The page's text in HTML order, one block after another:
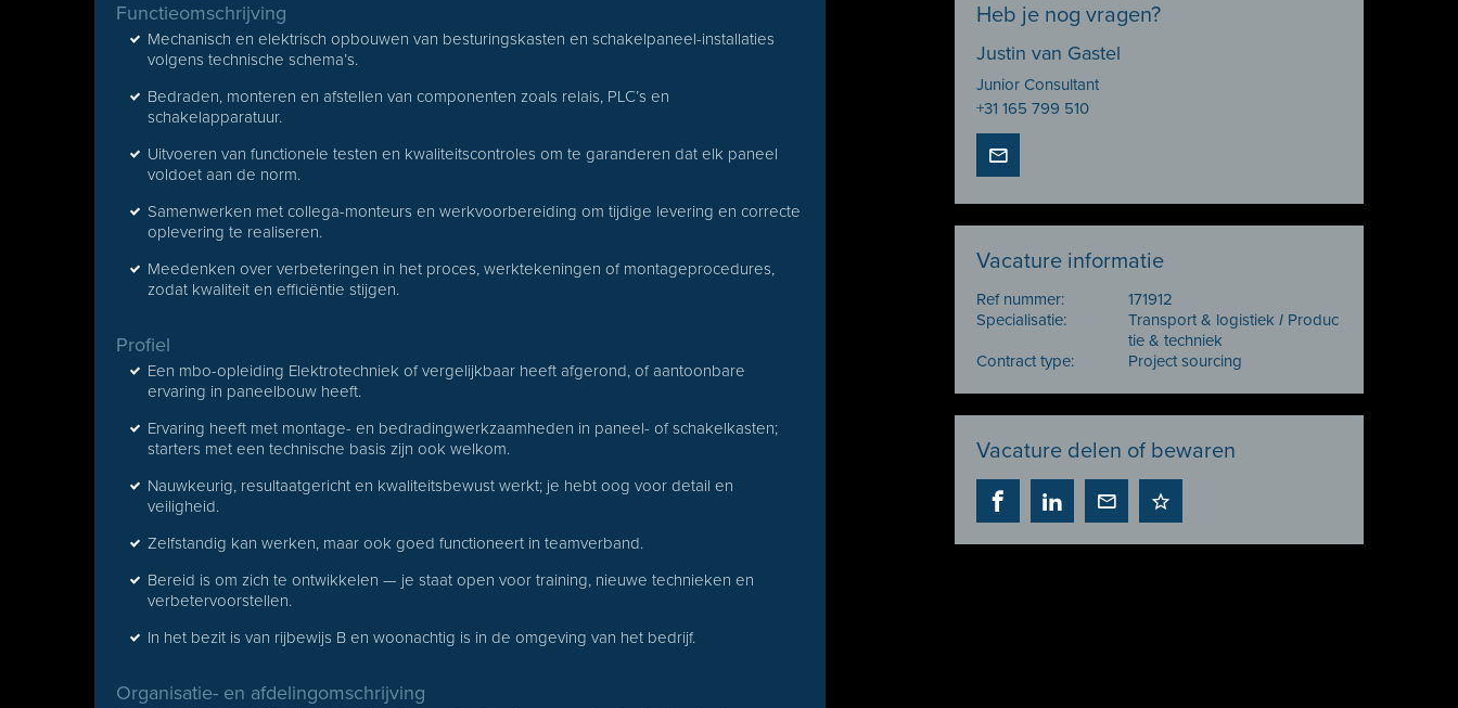
Functieomschrijving
Mechanisch en elektrisch opbouwen van besturingskasten en schakelpaneel-installaties
volgens technische schema’s.
Bedraden, monteren en afstellen van componenten zoals relais, PLC’s en
schakelapparatuur.
Uitvoeren van functionele testen en kwaliteitscontroles om te garanderen dat elk paneel
voldoet aan de norm.
Samenwerken met collega-monteurs en werkvoorbereiding om tijdige levering en correcte
oplevering te realiseren.
Meedenken over verbeteringen in het proces, werktekeningen of montageprocedures,
zodat kwaliteit en efficiëntie stijgen.
Profiel
Een mbo-opleiding Elektrotechniek of vergelijkbaar heeft afgerond, of aantoonbare
ervaring in paneelbouw heeft.
Ervaring heeft met montage- en bedradingwerkzaamheden in paneel- of schakelkasten;
starters met een technische basis zijn ook welkom.
Nauwkeurig, resultaatgericht en kwaliteitsbewust werkt; je hebt oog voor detail en
veiligheid.
Zelfstandig kan werken, maar ook goed functioneert in teamverband.
Bereid is om zich te ontwikkelen — je staat open voor training, nieuwe technieken en
verbetervoorstellen.
In het bezit is van rijbewijs B en woonachtig is in de omgeving van het bedrijf.
Organisatie- en afdelingomschrijving
Heb je nog vragen?
Justin van Gastel
Junior Consultant
+31 165 799 510
Vacature informatie
Ref nummer:
171912
Specialisatie:
Transport & logistiekI Produc
tie & techniek
Contract type:
Project sourcing
Vacature delen of bewaren